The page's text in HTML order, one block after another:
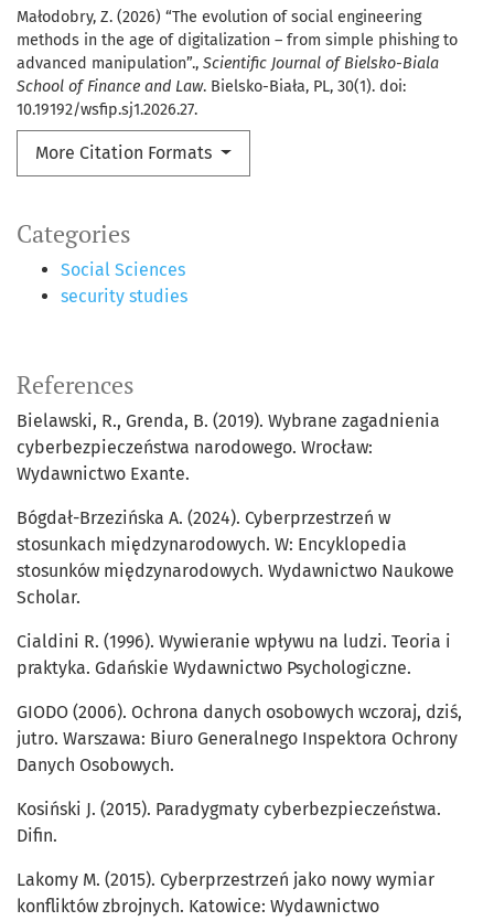
Categories
Social Sciences
security studies
Małodobry, Z. (2026) “The evolution of social engineering
methods in the age of digitalization – from simple phishing to
advanced manipulation”., Scientific Journal of Bielsko-Biala
School of Finance and Law. Bielsko-Biała, PL, 30(1). doi:
10.19192/wsfip.sj1.2026.27.
More Citation Formats
References
Bielawski, R., Grenda, B. (2019). Wybrane zagadnienia
cyberbezpieczeństwa narodowego. Wrocław:
Wydawnictwo Exante.
Bógdał-Brzezińska A. (2024). Cyberprzestrzeń w
stosunkach międzynarodowych. W: Encyklopedia
stosunków międzynarodowych. Wydawnictwo Naukowe
Scholar.
Cialdini R. (1996). Wywieranie wpływu na ludzi. Teoria i
praktyka. Gdańskie Wydawnictwo Psychologiczne.
GIODO (2006). Ochrona danych osobowych wczoraj, dziś,
jutro. Warszawa: Biuro Generalnego Inspektora Ochrony
Danych Osobowych.
Kosiński J. (2015). Paradygmaty cyberbezpieczeństwa.
Difin.
Lakomy M. (2015). Cyberprzestrzeń jako nowy wymiar
konfliktów zbrojnych. Katowice: Wydawnictwo